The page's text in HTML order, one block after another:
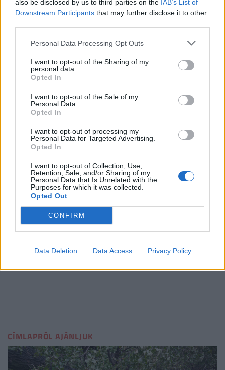
also be disclosed by us to third parties on the IAB’s List of
Downstream Participants that may further disclose it to other
Personal Data Processing Opt Outs
I want to opt-out of the Sharing of my
personal data.
Opted In
I want to opt-out of the Sale of my
Personal Data.
Opted In
I want to opt-out of processing my
Personal Data for Targeted Advertising.
Opted In
I want to opt-out of Collection, Use,
Retention, Sale, and/or Sharing of my
Personal Data that Is Unrelated with the
Purposes for which it was collected.
Opted Out
CONFIRM
Data Deletion Data Access Privacy Policy
FRISS HÍREK Több friss hír
sisakért: jótékonyságra megy a pénz, de nem
Gázvezeték közelében robbant fel a katonai
Vitézy Dávid exkluzív, országos forgalom-
azonnal kibővíteni
teszten a balatonboglári Gianpietro’s Étterem
Brutális hónapon vannak túl a mentők: a hőség
is rengeteg munkát adott, ötmillió kilométert
tettek meg júliusban
CÍMLAPRÓL AJÁNLJUK